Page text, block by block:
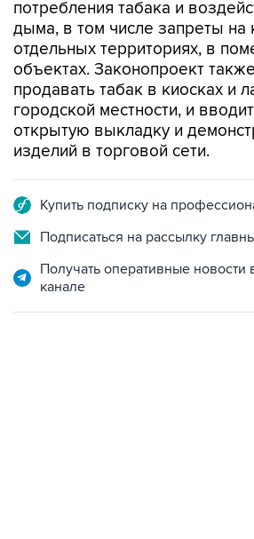
потребления табака и
дыма, в том числе запреты на
отдельных территориях, в
объектах. Законопроект
продавать табак в киосках и
городской местности, и
открытую выкладку и
изделий в торговой сети.
Купить подписку на
Подписаться на рассылку
Получать оперативные
канале